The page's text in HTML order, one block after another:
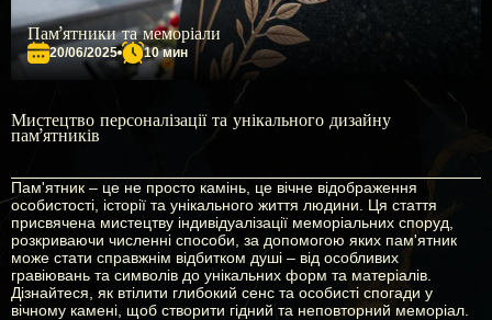
Пам’ятники та меморіали
20/06/2025 10 мин
Мистецтво персоналізації та унікального дизайну
пам'ятників
Пам'ятник – це не просто камінь, це вічне відображення
особистості, історії та унікального життя людини. Ця стаття
присвячена мистецтву індивідуалізації меморіальних споруд,
розкриваючи численні способи, за допомогою яких пам'ятник
може стати справжнім відбитком душі – від особливих
гравіювань та символів до унікальних форм та матеріалів.
Дізнайтеся, як втілити глибокий сенс та особисті спогади у
вічному камені, щоб створити гідний та неповторний меморіал.